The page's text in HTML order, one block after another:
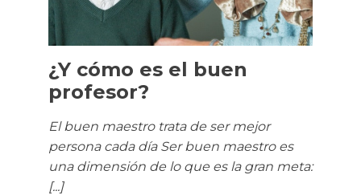
¿Y cómo es el buen
profesor?
El buen maestro trata de ser mejor
persona cada día Ser buen maestro es
una dimensión de lo que es la gran meta:
[...]